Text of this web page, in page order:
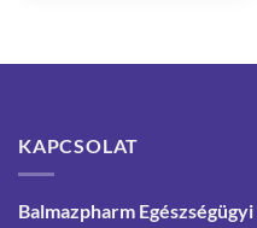
KAPCSOLAT
Balmazpharm